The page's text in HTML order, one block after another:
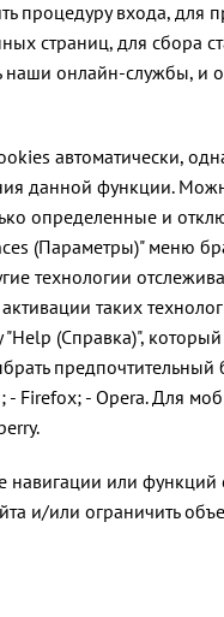
процедуру входа, для
страниц, для сбора
наши онлайн-службы, и
автоматически,
данной функции.
определенные и
(Параметры)" меню
технологии
таких
"Help (Справка)",
предпочтительный
Firefox; - Opera. Для
навигации или
и/или ограничить